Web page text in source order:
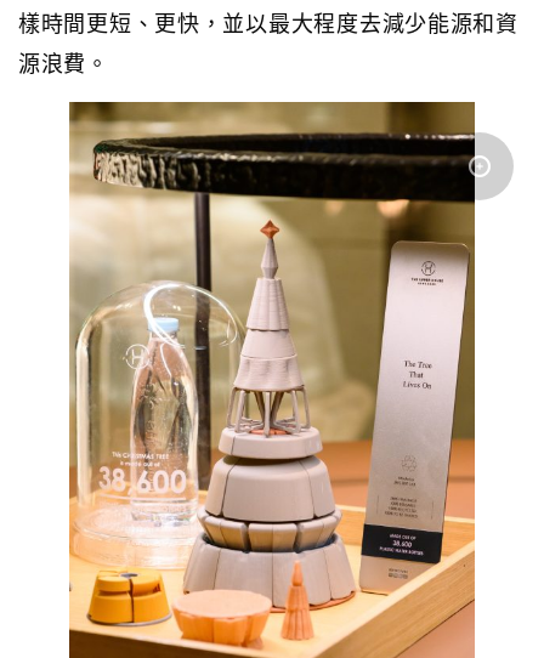
樣時間更短、更快，並以最大程度去減少能源和資
源浪費。